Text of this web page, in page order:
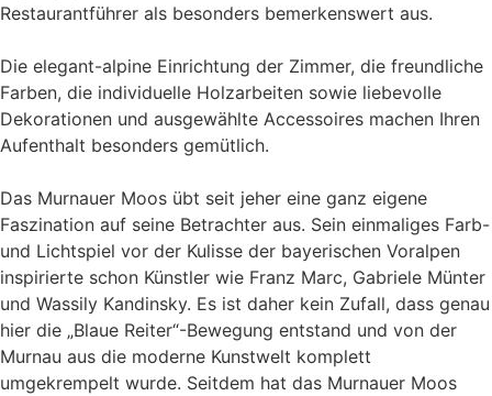
Restaurantführer als besonders bemerkenswert aus.
Die elegant-alpine Einrichtung der Zimmer, die freundliche
Farben, die individuelle Holzarbeiten sowie liebevolle
Dekorationen und ausgewählte Accessoires machen Ihren
Aufenthalt besonders gemütlich.
Das Murnauer Moos übt seit jeher eine ganz eigene
Faszination auf seine Betrachter aus. Sein einmaliges Farb-
und Lichtspiel vor der Kulisse der bayerischen Voralpen
inspirierte schon Künstler wie Franz Marc, Gabriele Münter
und Wassily Kandinsky. Es ist daher kein Zufall, dass genau
hier die „Blaue Reiter“-Bewegung entstand und von der
Murnau aus die moderne Kunstwelt komplett
umgekrempelt wurde. Seitdem hat das Murnauer Moos